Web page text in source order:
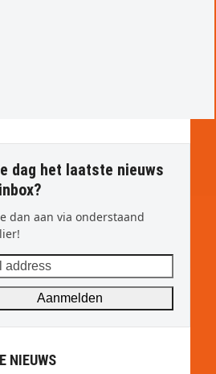
dag het laatste nieuws
dan aan via onderstaand
Aanmelden
NIEUWS